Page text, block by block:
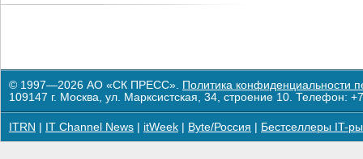
© 1997—2026 АО «СК ПРЕСС». Политика конфиденциальности
109147 г. Москва, ул. Марксистская, 34, строение 10. Телефон:
ITRN IT Channel News itWeek Byte/Россия Бестселлеры IT-